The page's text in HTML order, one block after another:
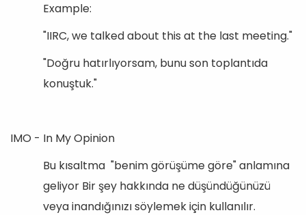
Example:
"IIRC, we talked about this at the last meeting."
"Doğru hatırlıyorsam, bunu son toplantıda
konuştuk."
IMO - In My Opinion
Bu kısaltma "benim görüşüme göre" anlamına
geliyor Bir şey hakkında ne düşündüğünüzü
veya inandığınızı söylemek için kullanılır.